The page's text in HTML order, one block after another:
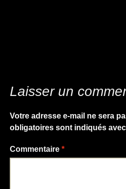
Laisser un
Votre adresse e-mail ne sera
obligatoires sont indiqués avec
Commentaire *